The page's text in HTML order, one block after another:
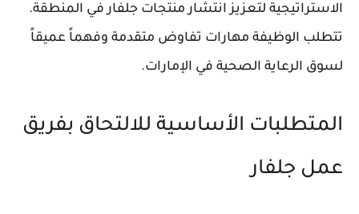
الاستراتيجية لتعزيز انتشار منتجات جلفار في المنطقة.
تتطلب الوظيفة مهارات تفاوض متقدمة وفهماً عميقاً
لسوق الرعاية الصحية في الإمارات.
المتطلبات الأساسية للالتحاق بفريق
عمل جلفار